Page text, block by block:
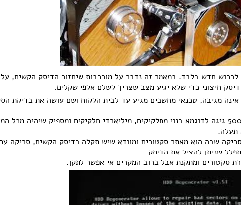
לרכוש חדש בלבד. במאמר זה נדבר על מורכבות שיחזור הדיסק הקשיח,
חיצוני כדי שלא יגיע מצב שצריך לשלם אלפי שקלים.
מגיבה, טכנאי מחשבים מגיע עד לבית הלקוח ושם עושה את בדיקת
מהם סקטורים? הארדיסק של 500 גיגה לדוגמא בנוי מחלקיקים, מיליארדי חלקיקים ומספיק שיהיה
תעלה.
שבה הוא מאתר סקטורים ומוודא שיש תקלה בדיסק הקשיח, סריקה
שניתן להציל את הדיסק.
סקטורים ומתקנת אבל ברוב המקרים אי אפשר לתקן.